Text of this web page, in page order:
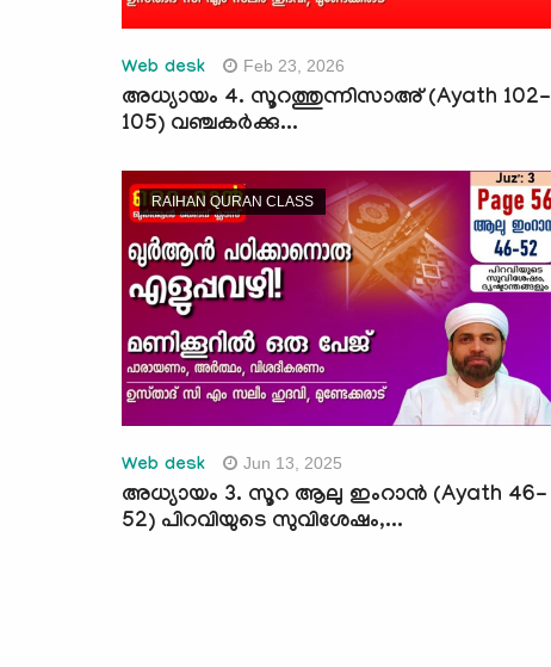
Web desk Feb 23, 2026
അധ്യായം 4. സൂറത്തുന്നിസാഅ് (Ayath 102-
105) വഞ്ചകര്‍ക്കു...
RAIHAN QURAN CLASS
Web desk Jun 13, 2025
അധ്യായം 3. സൂറ ആലു ഇംറാന്‍ (Ayath 46-
52) പിറവിയുടെ സുവിശേഷം,...